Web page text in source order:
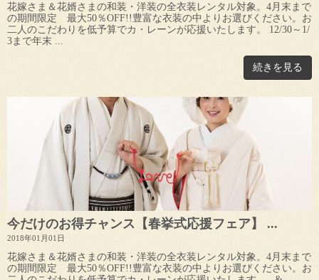
花嫁さま＆花婿さまの和装・洋装の全衣装レンタル対象。4月末まで
の期間限定 最大50％OFF!!豊富な衣装の中よりお選びください。お
二人のこだわりを低予算でカ・レーンが応援いたします。 12/30～1/
3まで年末 ...
続きを見る
今だけのお得チャンス【春挙式応援フェア】 ...
2018年01月01日
花嫁さま＆花婿さまの和装・洋装の全衣装レンタル対象。4月末まで
の期間限定 最大50％OFF!!豊富な衣装の中よりお選びください。お